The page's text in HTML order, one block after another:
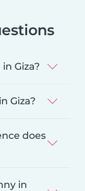
Giza?
Giza?
does
in